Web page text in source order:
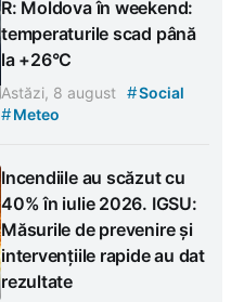
R: Moldova în weekend:
temperaturile scad până
la +26°C
Astăzi, 8 august #Social
#Meteo
Incendiile au scăzut cu
40% în iulie 2026. IGSU:
Măsurile de prevenire și
intervențiile rapide au dat
rezultate